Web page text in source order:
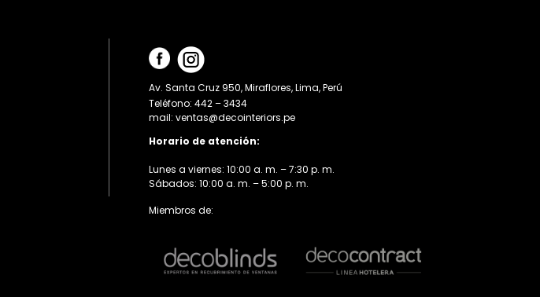
Av. Santa Cruz 950, Miraflores, Lima, Perú
Teléfono: 442 – 3434
mail: ventas@decointeriors.pe
Horario de atención:
Lunes a viernes: 10:00 a. m. – 7:30 p. m.
Sábados: 10:00 a. m. – 5:00 p. m.
Miembros de: